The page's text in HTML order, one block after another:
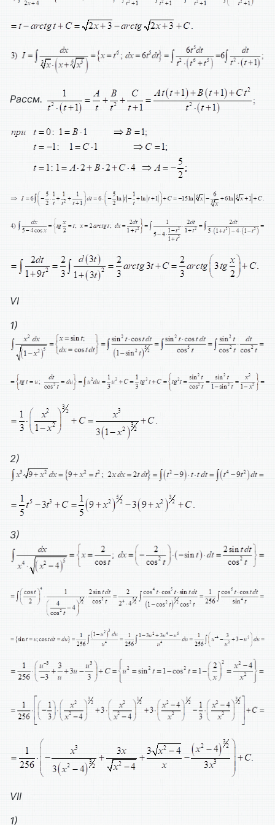
Рассм.
VI
1)
2)
3)
VII
1)